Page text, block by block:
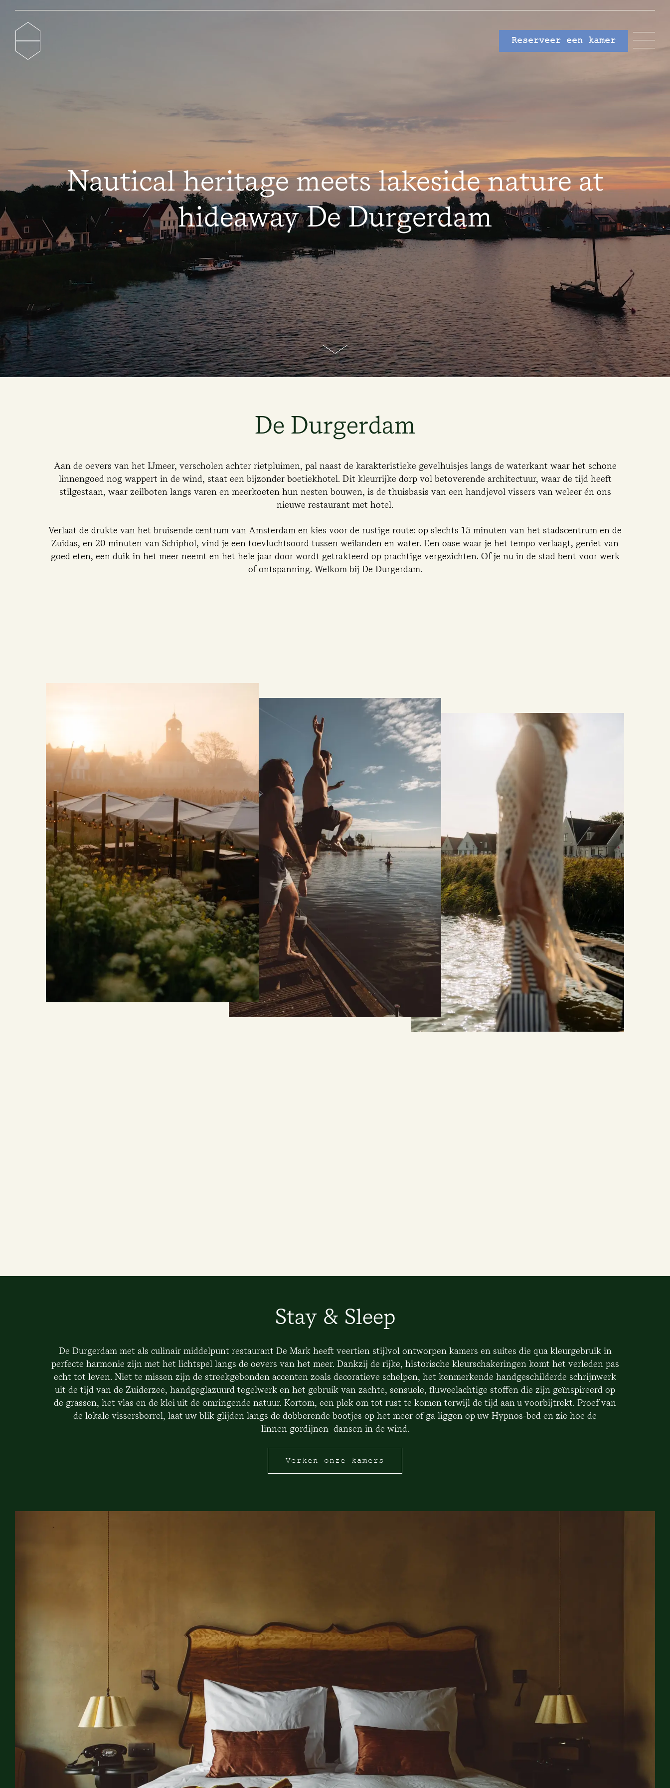
Reserveer een kamer
Nautical heritage meets lakeside nature at
hideaway De Durgerdam
De Durgerdam
Aan de oevers van het IJmeer, verscholen achter rietpluimen, pal naast de karakteristieke gevelhuisjes langs de waterkant waar het schone
linnengoed nog wappert in de wind, staat een bijzonder boetiekhotel. Dit kleurrijke dorp vol betoverende architectuur, waar de tijd heeft
stilgestaan, waar zeilboten langs varen en meerkoeten hun nesten bouwen, is de thuisbasis van een handjevol vissers van weleer én ons
nieuwe restaurant met hotel.
Verlaat de drukte van het bruisende centrum van Amsterdam en kies voor de rustige route: op slechts 15 minuten van het stadscentrum en de
Zuidas, en 20 minuten van Schiphol, vind je een toevluchtsoord tussen weilanden en water. Een oase waar je het tempo verlaagt, geniet van
goed eten, een duik in het meer neemt en het hele jaar door wordt getrakteerd op prachtige vergezichten. Of je nu in de stad bent voor werk
of ontspanning. Welkom bij De Durgerdam.
Stay & Sleep
De Durgerdam met als culinair middelpunt restaurant De Mark heeft veertien stijlvol ontworpen kamers en suites die qua kleurgebruik in
perfecte harmonie zijn met het lichtspel langs de oevers van het meer. Dankzij de rijke, historische kleurschakeringen komt het verleden pas
echt tot leven. Niet te missen zijn de streekgebonden accenten zoals decoratieve schelpen, het kenmerkende handgeschilderde schrijnwerk
uit de tijd van de Zuiderzee, handgeglazuurd tegelwerk en het gebruik van zachte, sensuele, fluweelachtige stoffen die zijn geïnspireerd op
de grassen, het vlas en de klei uit de omringende natuur. Kortom, een plek om tot rust te komen terwijl de tijd aan u voorbijtrekt. Proef van
de lokale vissersborrel, laat uw blik glijden langs de dobberende bootjes op het meer of ga liggen op uw Hypnos-bed en zie hoe de
linnen gordijnen dansen in de wind.
Verken onze kamers